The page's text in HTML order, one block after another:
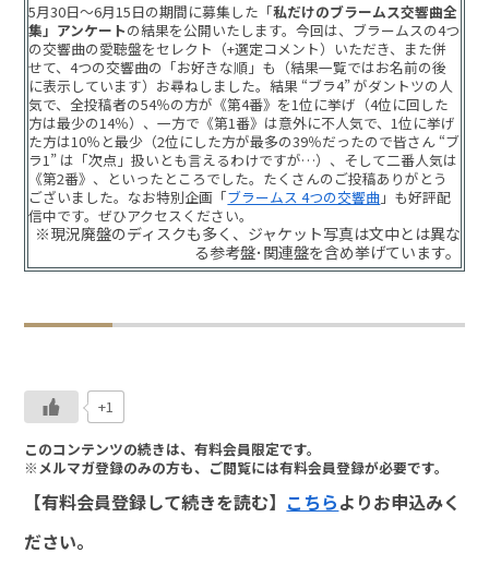
5月30日～6月15日の期間に募集した「私だけのブラームス交響曲全
集」アンケートの結果を公開いたします。今回は、ブラームスの4つ
の交響曲の愛聴盤をセレクト（+選定コメント）いただき、また併
せて、4つの交響曲の「お好きな順」も（結果一覧ではお名前の後
に表示しています）お尋ねしました。結果 “ブラ4” がダントツの人
気で、全投稿者の54％の方が《第4番》を1位に挙げ（4位に回した
方は最少の14％）、一方で《第1番》は意外に不人気で、1位に挙げ
た方は10％と最少（2位にした方が最多の39％だったので皆さん “ブ
ラ1” は「次点」扱いとも言えるわけですが…）、そして二番人気は
《第2番》、といったところでした。たくさんのご投稿ありがとう
ございました。なお特別企画「ブラームス 4つの交響曲 」も好評配
信中です。ぜひアクセスください。
※現況廃盤のディスクも多く、ジャケット写真は文中とは異な
る参考盤･関連盤を含め挙げています。
+1
このコンテンツの続きは、有料会員限定です。
※メルマガ登録のみの方も、ご閲覧には有料会員登録が必要です。
【有料会員登録して続きを読む】 こちらよりお申込みく
ださい。